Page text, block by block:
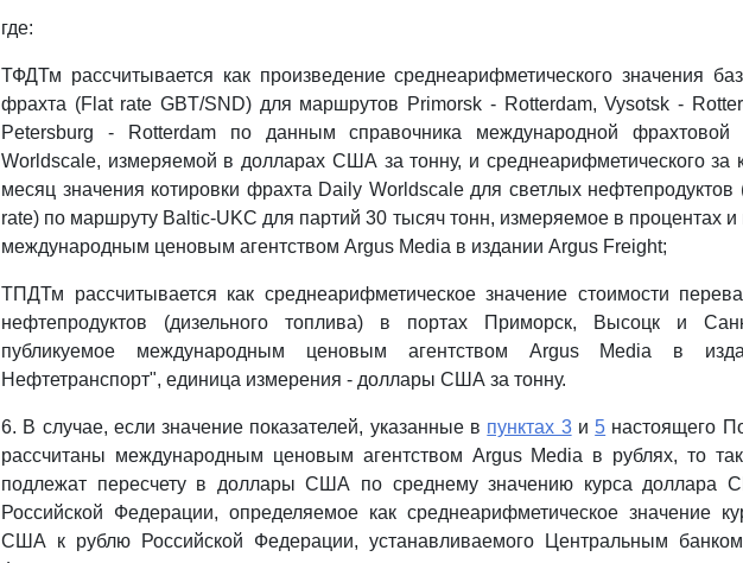
где:
ТФДТм рассчитывается как произведение среднеарифметического значения
фрахта (Flat rate GBT/SND) для маршрутов Primorsk - Rotterdam, Vysotsk -
Petersburg - Rotterdam по данным справочника международной фрахтовой
Worldscale, измеряемой в долларах США за тонну, и среднеарифметического за
месяц значения котировки фрахта Daily Worldscale для светлых нефтепродуктов
rate) по маршруту Baltic-UKC для партий 30 тысяч тонн, измеряемое в процентах и
международным ценовым агентством Argus Media в издании Argus Freight;
ТПДТм рассчитывается как среднеарифметическое значение стоимости
нефтепродуктов (дизельного топлива) в портах Приморск, Высоцк и
публикуемое международным ценовым агентством Argus Media в
Нефтетранспорт", единица измерения - доллары США за тонну.
6. В случае, если значение показателей, указанные в пунктах 3и 5 настоящего
рассчитаны международным ценовым агентством Argus Media в рублях, то
подлежат пересчету в доллары США по среднему значению курса доллара
Российской Федерации, определяемое как среднеарифметическое значение
США к рублю Российской Федерации, устанавливаемого Центральным банком